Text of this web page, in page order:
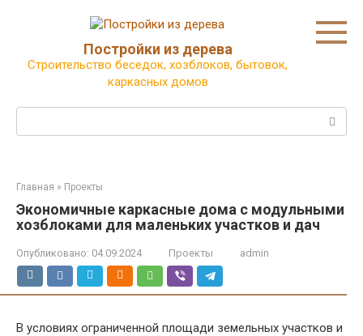
Постройки из дерева
Строительство беседок, хозблоков, бытовок,
каркасных домов
Главная » Проекты
Экономичные каркасные дома с модульными
хозблоками для маленьких участков и дач
Опубликовано: 04.09.2024 Проекты admin
В условиях ограниченной площади земельных участков и